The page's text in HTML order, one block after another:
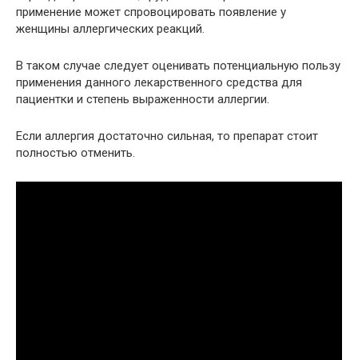
применение может спровоцировать появление у
женщины аллергических реакций.
В таком случае следует оценивать потенциальную пользу
применения данного лекарственного средства для
пациентки и степень выраженности аллергии.
Если аллергия достаточно сильная, то препарат стоит
полностью отменить.